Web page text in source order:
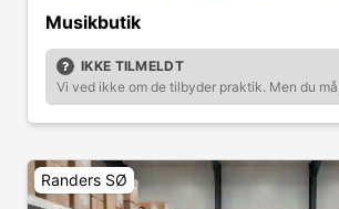
Musikbutik
IKKE TILMELDT
Vi ved ikke om de tilbyder praktik. Men du
Randers SØ